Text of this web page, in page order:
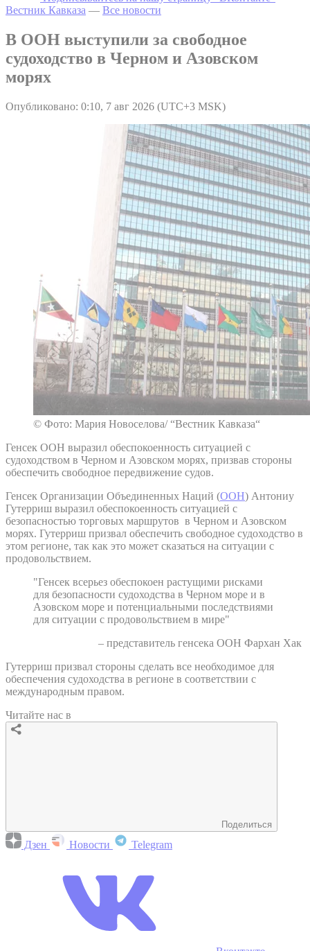
Вестник Кавказа — Все новости
В ООН выступили за свободное
судоходство в Черном и Азовском
морях
Опубликовано: 0:10, 7 авг 2026 (UTC+3 MSK)
© Фото: Мария Новоселова/ “Вестник Кавказа“
Генсек ООН выразил обеспокоенность ситуацией с
судоходством в Черном и Азовском морях, призвав стороны
обеспечить свободное передвижение судов.
Генсек Организации Объединенных Наций (ООН) Антониу
Гутерриш выразил обеспокоенность ситуацией с
безопасностью торговых маршрутов в Черном и Азовском
морях. Гутерриш призвал обеспечить свободное судоходство в
этом регионе, так как это может сказаться на ситуации с
продовольствием.
"Генсек всерьез обеспокоен растущими рисками
для безопасности судоходства в Черном море и в
Азовском море и потенциальными последствиями
для ситуации с продовольствием в мире"
– представитель генсека ООН Фархан Хак
Гутерриш призвал стороны сделать все необходимое для
обеспечения судоходства в регионе в соответствии с
международным правом.
Читайте нас в
Поделиться
Дзен Новости Telegram